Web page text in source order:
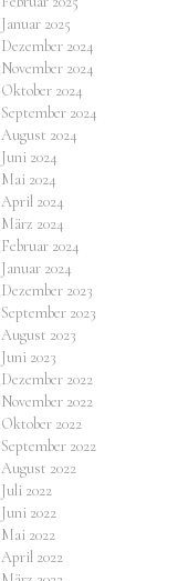
Januar 2025
Dezember 2024
November 2024
Oktober 2024
September 2024
August 2024
Juni 2024
Mai 2024
April 2024
März 2024
Februar 2024
Januar 2024
Dezember 2023
September 2023
August 2023
Juni 2023
Dezember 2022
November 2022
Oktober 2022
September 2022
August 2022
Juli 2022
Juni 2022
Mai 2022
April 2022